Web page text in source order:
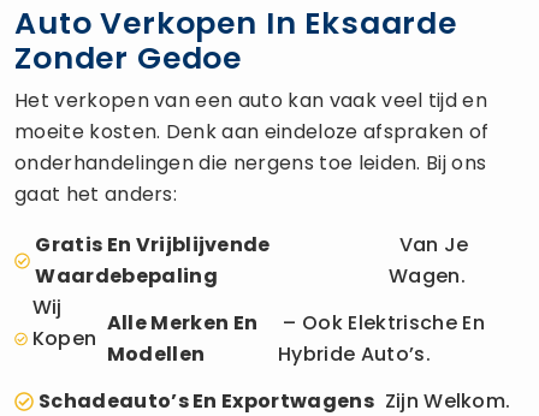
Auto Verkopen In Eksaarde
Zonder Gedoe
Het verkopen van een auto kan vaak veel tijd en
moeite kosten. Denk aan eindeloze afspraken of
onderhandelingen die nergens toe leiden. Bij ons
gaat het anders:
Gratis En Vrijblijvende
Waardebepaling
Van Je
Wagen.
Wij
Kopen
Alle Merken En
Modellen
– Ook Elektrische En
Hybride Auto’s.
Schadeauto’s En ExportwagensZijn Welkom.